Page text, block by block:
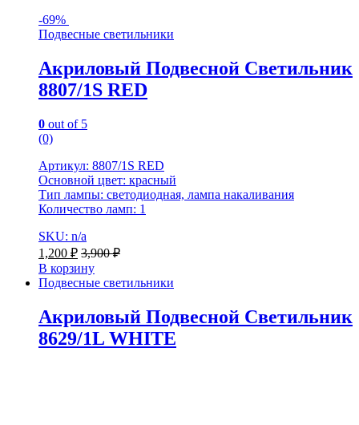
-69%
Подвесные светильники
Акриловый Подвесной Светильник
8807/1S RED
0 out of 5
(0)
Артикул: 8807/1S RED
Основной цвет: красный
Тип лампы: светодиодная, лампа накаливания
Количество ламп: 1
SKU: n/a
1,200 ₽ 3,900₽
В корзину
Подвесные светильники
Акриловый Подвесной Светильник
8629/1L WHITE